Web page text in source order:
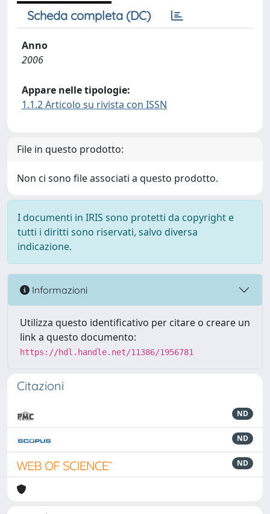
Scheda completa (DC)
Anno
2006
Appare nelle tipologie:
1.1.2 Articolo su rivista con ISSN
File in questo prodotto:
Non ci sono file associati a questo prodotto.
I documenti in IRIS sono protetti da copyright e
tutti i diritti sono riservati, salvo diversa
indicazione.
Informazioni
Utilizza questo identificativo per citare o creare un
link a questo documento:
https://hdl.handle.net/11386/1956781
Citazioni
ND
ND
ND